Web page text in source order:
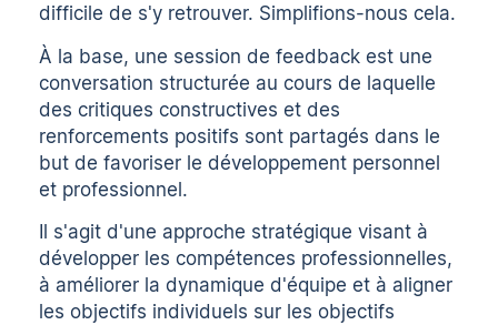
difficile de s'y retrouver. Simplifions-nous cela.
À la base, une session de feedback est une
conversation structurée au cours de laquelle
des critiques constructives et des
renforcements positifs sont partagés dans le
but de favoriser le développement personnel
et professionnel.
Il s'agit d'une approche stratégique visant à
développer les compétences professionnelles,
à améliorer la dynamique d'équipe et à aligner
les objectifs individuels sur les objectifs